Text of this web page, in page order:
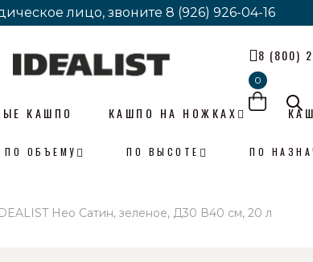
лицо, звоните 8 (926) 926-04-16
лицо, звоните 8 (926) 926-04-16
8 (800)
0
КАШПО КАШПО НА НОЖКАХ
ПО ОБЪЕМУ ПО ВЫСОТЕ ПО
Нео Сатин, зеленое, Д30 В40 см, 20 л